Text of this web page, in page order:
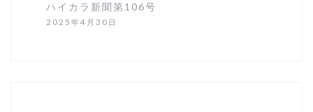
ハイカラ新聞第106号
2025年4月30日